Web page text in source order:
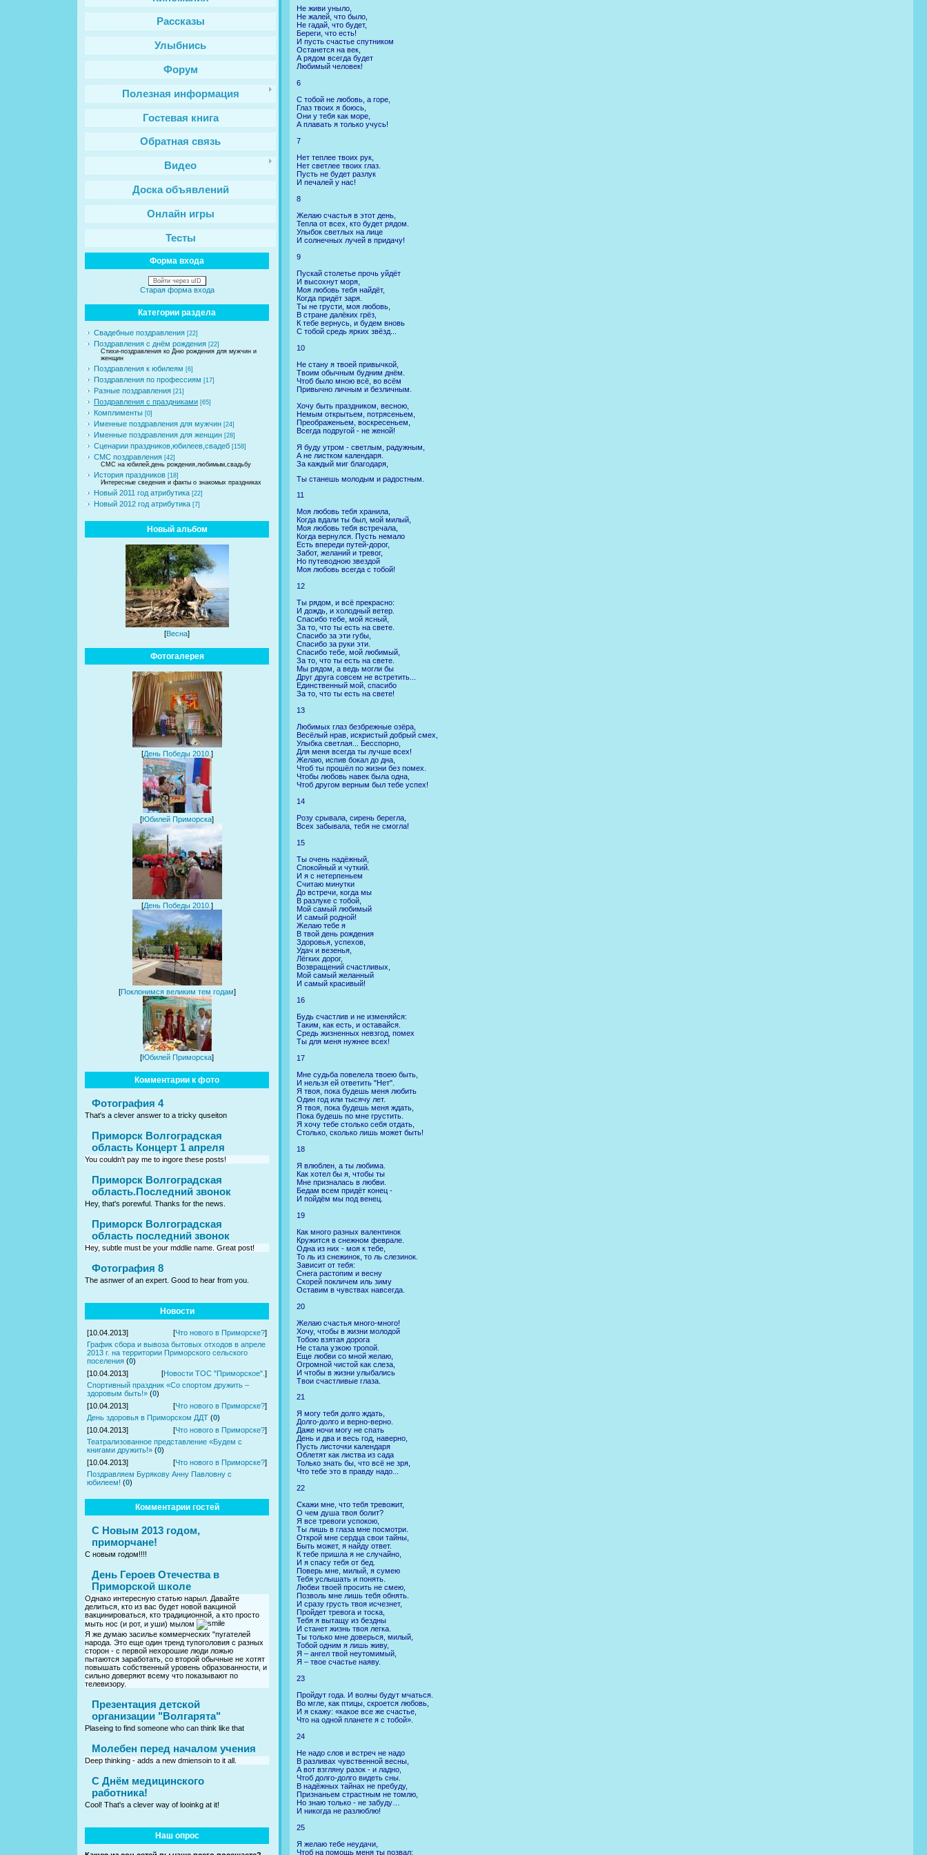
Рассказы
Улыбнись
Форум
Полезная информация
Гостевая книга
Обратная связь
Видео
Доска объявлений
Онлайн игры
Тесты
Форма входа
Войти через uID
Старая форма входа
Категории раздела
Свадебные поздравления [22]
Поздравления с днём рождения [22]
Стихи-поздравления ко Дню рождения для мужчин и
женщин
Поздравления к юбилеям [6]
Поздравления по профессиям [17]
Разные поздравления [21]
Поздравления с праздниками [65]
Комплименты [0]
Именные поздравления для мужчин [24]
Именные поздравления для женщин [28]
Сценарии праздников,юбилеев,свадеб [158]
СМС поздравления [42]
СМС на юбилей,день рождения,любимым,свадьбу
История праздников [18]
Интересные сведения и факты о знакомых праздниках
Новый 2011 год атрибутика [22]
Новый 2012 год атрибутика [7]
Новый альбом
[Весна]
Фотогалерея
[День Победы 2010. ]
[Юбилей Приморска]
[День Победы 2010. ]
[Поклонимся великим тем годам]
[Юбилей Приморска]
Комментарии к фото
Фотография 4
That's a clever answer to a tricky quseiton
Приморск Волгоградская
область Концерт 1 апреля
You couldn't pay me to ingore these posts!
Приморск Волгоградская
область.Последний звонок
Hey, that's porewful. Thanks for the news.
Приморск Волгоградская
область последний звонок
Hey, subtle must be your mddlie name. Great post!
Фотография 8
The asnwer of an expert. Good to hear from you.
Новости
[10.04.2013] [Что нового в Приморске?]
График сбора и вывоза бытовых отходов в апреле
2013 г. на территории Приморского сельского
поселения (0)
[10.04.2013]
[Новости ТОС "Приморское". ]
Спортивный праздник «Со спортом дружить –
здоровым быть!» (0)
[10.04.2013]
[Что нового в Приморске?]
День здоровья в Приморском ДДТ (0)
[10.04.2013]
[Что нового в Приморске?]
Театрализованное представление «Будем с
книгами дружить!» (0)
[10.04.2013]
[Что нового в Приморске?]
Поздравляем Бурякову Анну Павловну с
юбилеем! (0)
Комментарии гостей
С Новым 2013 годом,
приморчане!
С новым годом!!!!
День Героев Отечества в
Приморской школе
Однако интересную статью нарыл. Давайте
делиться, кто из вас будет новой вакциной
вакцинироваться, кто традиционной, а кто просто
мыть нос (и рот, и уши) мылом
Я же думаю засилье коммерческих "пугателей
народа. Это еще один тренд тупоголовия с разных
сторон - с первой нехорошие люди ложью
пытаются заработать, со второй обычные не хотят
повышать собственный уровень образованности, и
сильно доверяют всему что показывают по
телевизору.
Презентация детской
организации "Волгарята"
Plaseing to find someone who can think like that
Молебен перед началом учения
Deep thinking - adds a new dmiensoin to it all.
C Днём медицинского
работника!
Cool! That's a clever way of looinkg at it!
Наш опрос
Не живи уныло,
Не жалей, что было,
Не гадай, что будет,
Береги, что есть!
И пусть счастье спутником
Останется на век,
А рядом всегда будет
Любимый человек!
6
С тобой не любовь, а горе,
Глаз твоих я боюсь,
Они у тебя как море,
А плавать я только учусь!
7
Нет теплее твоих рук,
Нет светлее твоих глаз.
Пусть не будет разлук
И печалей у нас!
8
Желаю счастья в этот день,
Тепла от всех, кто будет рядом.
Улыбок светлых на лице
И солнечных лучей в придачу!
9
Пускай столетье прочь уйдёт
И высохнут моря,
Моя любовь тебя найдёт,
Когда придёт заря.
Ты не грусти, моя любовь,
В стране далёких грёз,
К тебе вернусь, и будем вновь
С тобой средь ярких звёзд...
10
Не стану я твоей привычкой,
Твоим обычным будним днём.
Чтоб было мною всё, во всём
Привычно личным и безличным.
Хочу быть праздником, весною,
Немым открытьем, потрясеньем,
Преображеньем, воскресеньем,
Всегда подругой - не женой!
Я буду утром - светлым, радужным,
А не листком календаря.
За каждый миг благодаря,
Ты станешь молодым и радостным.
11
Моя любовь тебя хранила,
Когда вдали ты был, мой милый,
Моя любовь тебя встречала,
Когда вернулся. Пусть немало
Есть впереди путей-дорог,
Забот, желаний и тревог,
Но путеводною звездой
Моя любовь всегда с тобой!
12
Ты рядом, и всё прекрасно:
И дождь, и холодный ветер.
Спасибо тебе, мой ясный,
За то, что ты есть на свете.
Спасибо за эти губы,
Спасибо за руки эти.
Спасибо тебе, мой любимый,
За то, что ты есть на свете.
Мы рядом, а ведь могли бы
Друг друга совсем не встретить...
Единственный мой, спасибо
За то, что ты есть на свете!
13
Любимых глаз безбрежные озёра,
Весёлый нрав, искристый добрый смех,
Улыбка светлая... Бесспорно,
Для меня всегда ты лучше всех!
Желаю, испив бокал до дна,
Чтоб ты прошёл по жизни без помех.
Чтобы любовь навек была одна,
Чтоб другом верным был тебе успех!
14
Розу срывала, сирень берегла,
Всех забывала, тебя не смогла!
15
Ты очень надёжный,
Спокойный и чуткий.
И я с нетерпеньем
Считаю минутки
До встречи, когда мы
В разлуке с тобой,
Мой самый любимый
И самый родной!
Желаю тебе я
В твой день рождения
Здоровья, успехов,
Удач и везенья,
Лёгких дорог,
Возвращений счастливых,
Мой самый желанный
И самый красивый!
16
Будь счастлив и не изменяйся:
Таким, как есть, и оставайся.
Средь жизненных невзгод, помех
Ты для меня нужнее всех!
17
Мне судьба повелела твоею быть,
И нельзя ей ответить "Нет".
Я твоя, пока будешь меня любить
Один год или тысячу лет.
Я твоя, пока будешь меня ждать,
Пока будешь по мне грустить.
Я хочу тебе столько себя отдать,
Столько, сколько лишь может быть!
18
Я влюблен, а ты любима.
Как хотел бы я, чтобы ты
Мне призналась в любви.
Бедам всем придёт конец -
И пойдём мы под венец.
19
Как много разных валентинок
Кружится в снежном феврале.
Одна из них - моя к тебе,
То ль из снежинок, то ль слезинок.
Зависит от тебя:
Снега растопим и весну
Скорей покличем иль зиму
Оставим в чувствах навсегда.
20
Желаю счастья много-много!
Хочу, чтобы в жизни молодой
Тобою взятая дорога
Не стала узкою тропой.
Еще любви со мной желаю,
Огромной чистой как слеза,
И чтобы в жизни улыбались
Твои счастливые глаза.
21
Я могу тебя долго ждать,
Долго-долго и верно-верно.
Даже ночи могу не спать
День и два и весь год, наверно,
Пусть листочки календаря
Облетят как листва из сада
Только знать бы, что всё не зря,
Что тебе это в правду надо...
22
Скажи мне, что тебя тревожит,
О чем душа твоя болит?
Я все тревоги успокою,
Ты лишь в глаза мне посмотри.
Открой мне сердца свои тайны,
Быть может, я найду ответ.
К тебе пришла я не случайно,
И я спасу тебя от бед.
Поверь мне, милый, я сумею
Тебя услышать и понять.
Любви твоей просить не смею,
Позволь мне лишь тебя обнять.
И сразу грусть твоя исчезнет,
Пройдет тревога и тоска,
Тебя я вытащу из бездны
И станет жизнь твоя легка.
Ты только мне доверься, милый,
Тобой одним я лишь живу,
Я – ангел твой неутомимый,
Я – твое счастье наяву.
23
Пройдут года. И волны будут мчаться.
Во мгле, как птицы, скроется любовь,
И я скажу: «какое все же счастье,
Что на одной планете я с тобой».
24
Не надо слов и встреч не надо
В разливах чувственной весны,
А вот взгляну разок - и ладно,
Чтоб долго-долго видеть сны.
В надёжных тайнах не пребуду,
Признаньем страстным не томлю,
Но знаю только - не забуду…
И никогда не разлюблю!
25
Я желаю тебе неудачи,
Чтоб на помощь меня ты позвал: